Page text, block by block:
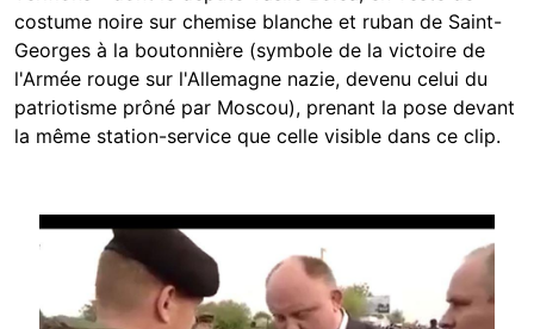
costume noire sur chemise blanche et ruban de Saint-
Georges à la boutonnière (symbole de la victoire de
l'Armée rouge sur l'Allemagne nazie, devenu celui du
patriotisme prôné par Moscou), prenant la pose devant
la même station-service que celle visible dans ce clip.
Image